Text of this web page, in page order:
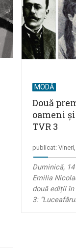
MODĂ
Două
oameni
TVR 3
publicat:
Duminică,
Emilia
două ediții în
3: